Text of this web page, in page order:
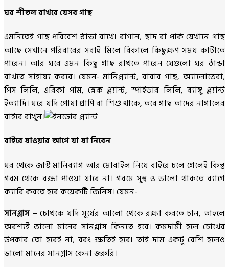
ঘর শীতল রাখবে যেসব গাছ
এমনিতেই গাছ পরিবেশ ঠান্ডা রাখে। বাগান, ছাদ বা পার্ক যেখানে গাছ
আছে সেখানে পরিবারের সবাই মিলে বিকালে কিছুক্ষণ সময় কাটাতে
পারেন। আর ঘরে এমন কিছু গাছ রাখতে পারেন যেগুলো ঘর ঠান্ডা
রাখতে সাহায্য করবে। যেমন- মানিপ্ল্যান্ট, রাবার গাছ, অ্যালোভেরা,
পিস লিলি, এরিকা পাম, স্নেক প্ল্যান্ট, স্পাইডার লিলি, ব্যাম্বু প্ল্যান্ট
ইত্যাদি। ঘরে যদি পোষা প্রাণি বা শিশু থাকে, তবে গাছ তাদের নাগালের
বাইরে রাখুন।
বাইরে যাওয়ার আগে যা যা নিবেন
ঘর থেকে জাস্ট মানিব্যাগ আর মোবাইল নিয়ে বাইরে চলে গেলেই কিন্তু
গরম থেকে রক্ষা পাওয়া যাবে না। গরমে সুস্থ ও ভালো থাকতে ব্যাগে
ক্যারি করতে হবে কয়েকটি জিনিস। যেমন-
সানগ্লাস –চোখকে যদি সূর্যের আলো থেকে রক্ষা করতে চান, তাহলে
অবশ্যই ভালো মানের সানগ্লাস কিনতে হবে। কমদামী হলে চোখের
উপকার তো হবেই না, বরং ক্ষতিই হবে। তাই দাম একটু বেশি হলেও
ভালো মানের সানগ্লাস কেনা জরুরি।